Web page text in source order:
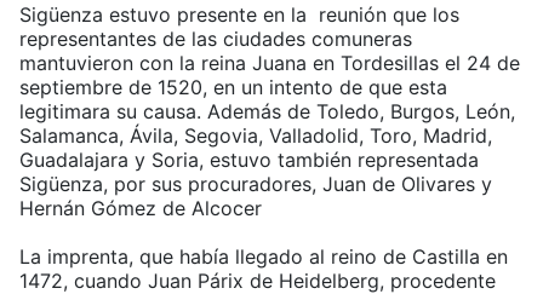
Sigüenza estuvo presente en la reunión que los
representantes de las ciudades comuneras
mantuvieron con la reina Juana en Tordesillas el 24 de
septiembre de 1520, en un intento de que esta
legitimara su causa. Además de Toledo, Burgos, León,
Salamanca, Ávila, Segovia, Valladolid, Toro, Madrid,
Guadalajara y Soria, estuvo también representada
Sigüenza, por sus procuradores, Juan de Olivares y
Hernán Gómez de Alcocer
La imprenta, que había llegado al reino de Castilla en
1472, cuando Juan Párix de Heidelberg, procedente